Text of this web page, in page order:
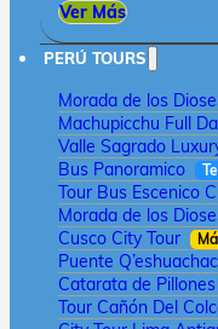
Ver Más
PERÚ TOURS
Morada de los
Machupicchu Full
Valle Sagrado
Bus Panoramico
Tour Bus Escenico
Morada de los
Cusco City Tour
Puente
Catarata de
Tour Cañón Del